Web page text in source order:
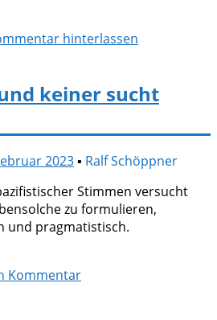
hinterlassen
keiner sucht
2023▪ Ralf Schöppner
Stimmen versucht
zu formulieren,
und pragmatistisch.
Kommentar